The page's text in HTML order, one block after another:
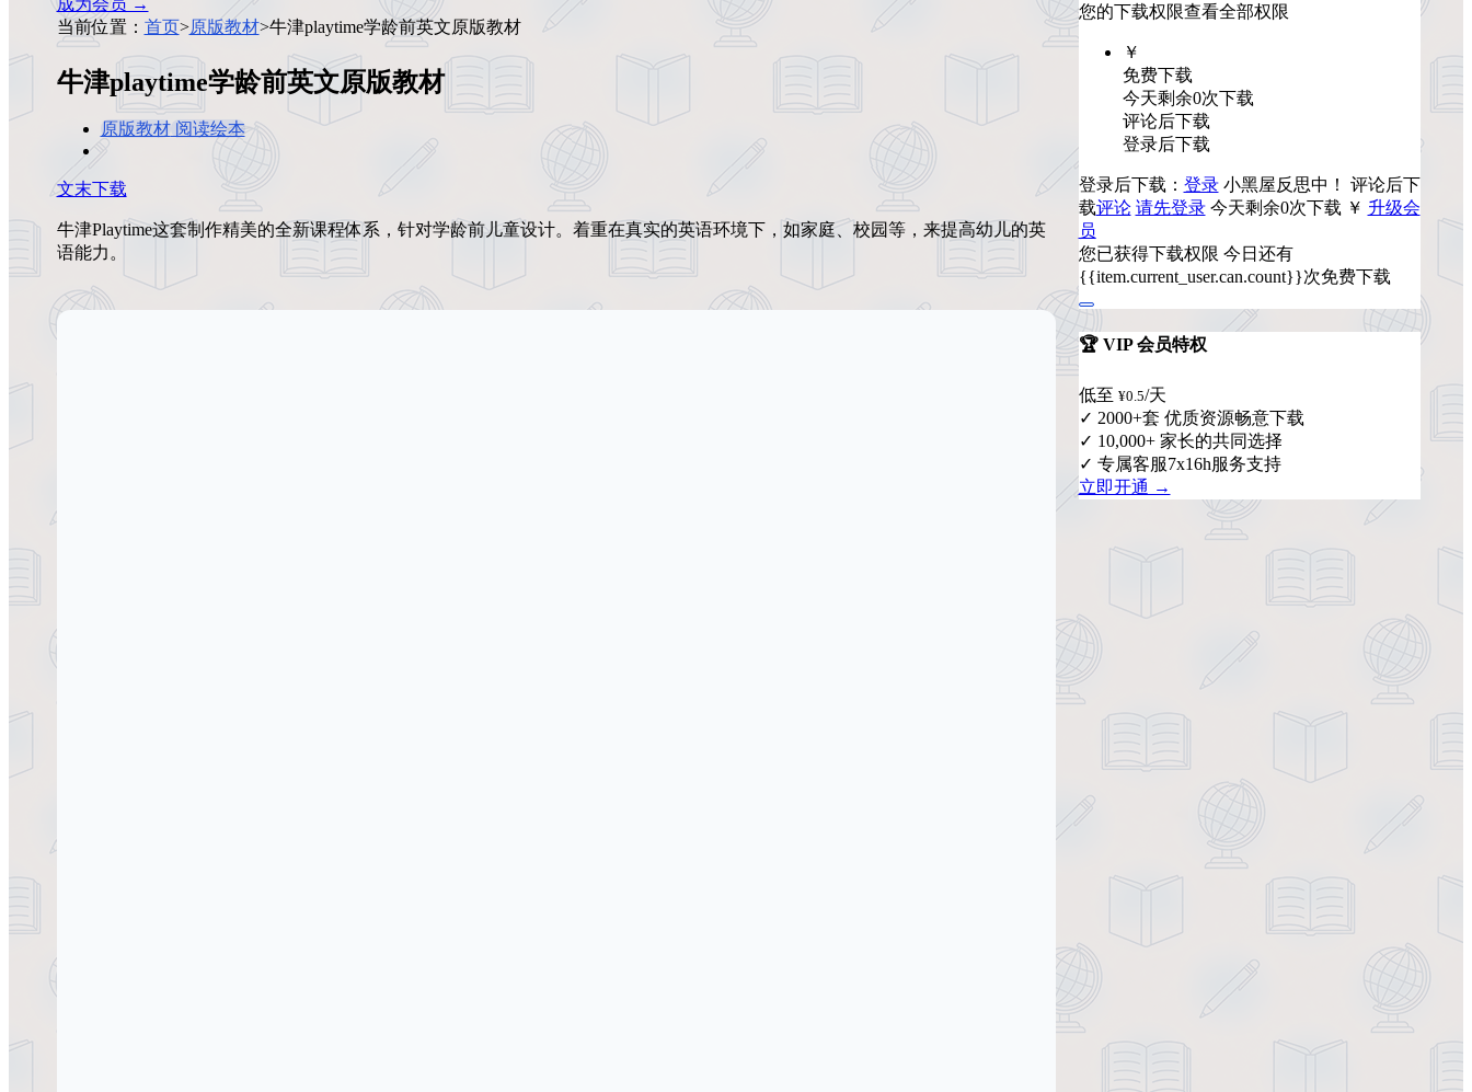
成为会员 →
当前位置： 首页>原版教材>牛津playtime学龄前英文原版教材
牛津playtime学龄前英文原版教材
原版教材阅读绘本
文末下载
牛津Playtime这套制作精美的全新课程体系，针对学龄前儿童设计。着重在真实的英语环境下，如家庭、校园等，来提高幼儿的英
语能力。
您的下载权限查看全部权限
￥
免费下载
今天剩余0次下载
评论后下载
登录后下载
登录后下载： 登录 小黑屋反思中！ 评论后下
载评论 请先登录 今天剩余0次下载 ￥ 升级会
员
您已获得下载权限 今日还有
{{item.current_user.can.count}}次免费下载
🏆 VIP 会员特权
低至 ¥0.5/天
✓ 2000+套 优质资源畅意下载
✓ 10,000+ 家长的共同选择
✓ 专属客服7x16h服务支持
立即开通 →